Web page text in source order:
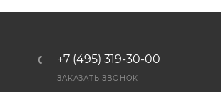
+7 (495) 319-30-00
ЗАКАЗАТЬ ЗВОНОК